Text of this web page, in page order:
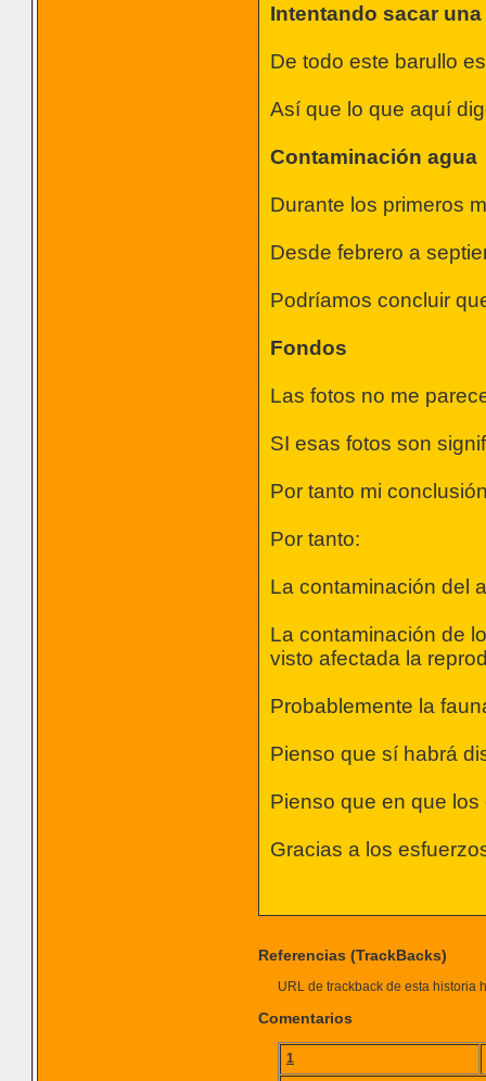
Intentando sacar
De todo este barullo
Así que lo que aquí
Contaminación agua
Durante los primeros
Desde febrero a
Podríamos concluir
Fondos
Las fotos no me
SI esas fotos son
Por tanto mi
Por tanto:
La contaminación del
La contaminación de
visto afectada la
Probablemente la
Pienso que sí habrá
Pienso que en que
Gracias a los
Referencias (TrackBacks)
URL de trackback de esta historia
Comentarios
1